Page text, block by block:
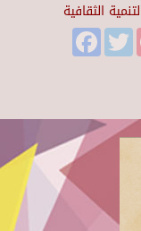
الثقافية